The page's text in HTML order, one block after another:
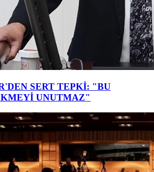
SERT TEPKİ: "BU
UNUTMAZ"